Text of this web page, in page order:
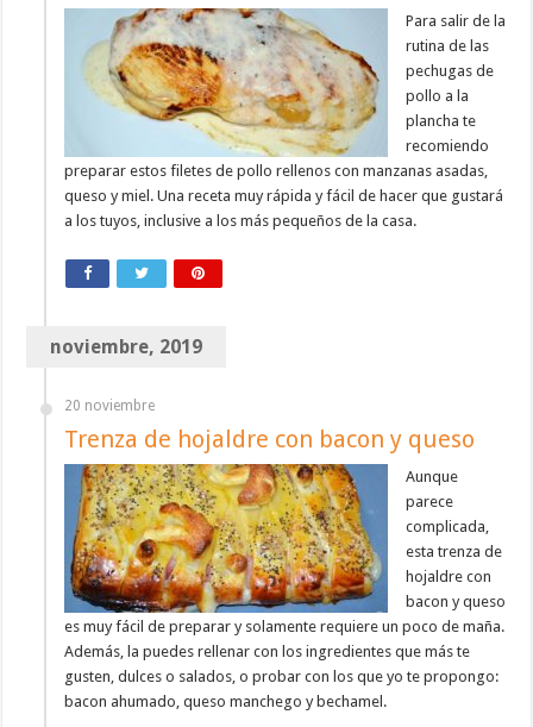
Para salir de la
rutina de las
pechugas de
pollo a la
plancha te
recomiendo
preparar estos filetes de pollo rellenos con manzanas asadas,
queso y miel. Una receta muy rápida y fácil de hacer que gustará
a los tuyos, inclusive a los más pequeños de la casa.
noviembre, 2019
20 noviembre
Trenza de hojaldre con bacon y queso
Aunque
parece
complicada,
esta trenza de
hojaldre con
bacon y queso
es muy fácil de preparar y solamente requiere un poco de maña.
Además, la puedes rellenar con los ingredientes que más te
gusten, dulces o salados, o probar con los que yo te propongo:
bacon ahumado, queso manchego y bechamel.